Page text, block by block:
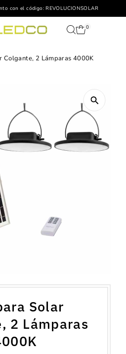
con el código: REVOLUCIONSOLAR
0
Colgante, 2 Lámparas 4000K
Solar
2 Lámparas